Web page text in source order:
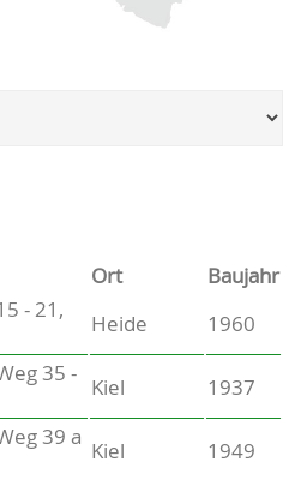
zur entsprechenden Seite
Ort
Baujahr
- 21,
Heide
1960
35 -
Kiel
1937
39 a
Kiel
1949